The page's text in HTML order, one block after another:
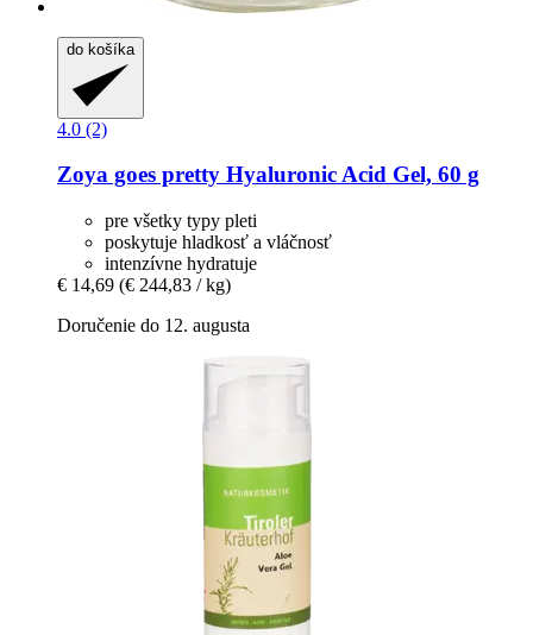
do košíka
4.0 (2)
Zoya goes pretty Hyaluronic Acid Gel, 60 g
pre všetky typy pleti
poskytuje hladkosť a vláčnosť
intenzívne hydratuje
€ 14,69 (€ 244,83 / kg)
Doručenie do 12. augusta